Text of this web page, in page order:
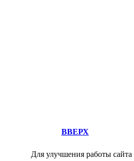
ВВЕРХ
Для улучшения работы